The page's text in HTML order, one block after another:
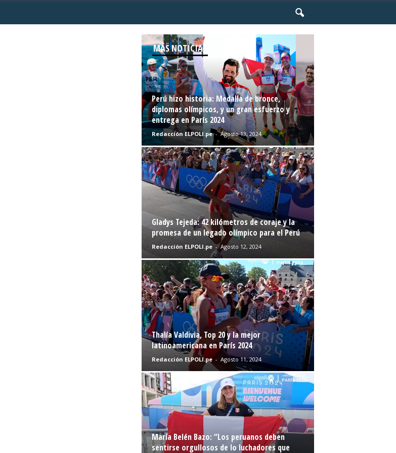
MÁS NOTICIAS
Perú hizo historia: Medalla de bronce,
diplomas olímpicos, y un gran esfuerzo y
entrega en París 2024
Redacción ELPOLI.pe - Agosto 13, 2024
Gladys Tejeda: 42 kilómetros de coraje y la
promesa de un legado olímpico para el Perú
Redacción ELPOLI.pe - Agosto 12, 2024
Thalía Valdivia, Top 20 y la mejor
latinoamericana en París 2024
Redacción ELPOLI.pe - Agosto 11, 2024
María Belén Bazo: “Los peruanos deben
sentirse orgullosos de lo luchadores que